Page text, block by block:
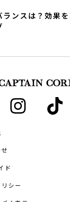
ンスは？効果
ド
シー